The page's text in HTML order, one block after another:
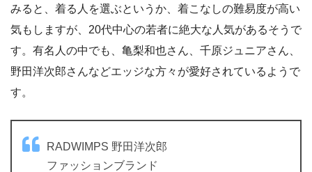
みると、着る人を選ぶというか、着こなしの難易度が高い
気もしますが、20代中心の若者に絶大な人気があるそうで
す。有名人の中でも、亀梨和也さん、千原ジュニアさん、
野田洋次郎さんなどエッジな方々が愛好されているようで
す。
RADWIMPS 野田洋次郎
ファッションブランド